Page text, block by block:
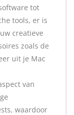
tot
tools, er is
creatieve
zoals de
uit je Mac
van
waardoor